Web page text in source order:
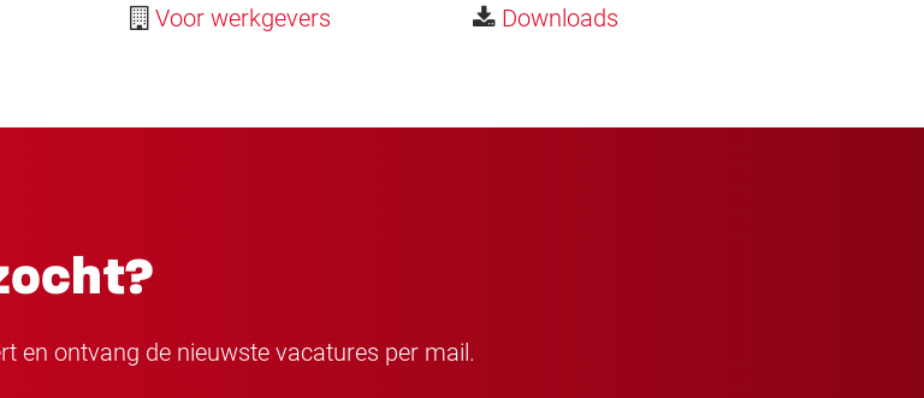
Voor werkgevers Downloads
en ontvang de nieuwste vacatures per mail.